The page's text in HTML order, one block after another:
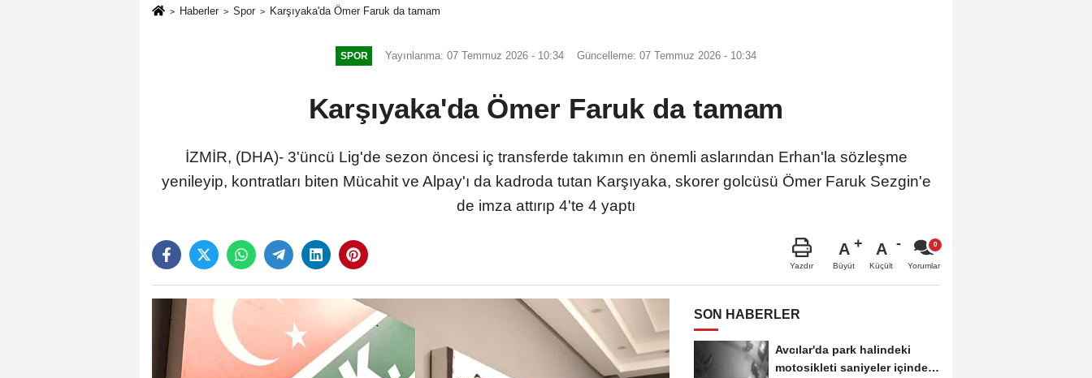
Haberler Spor Karşıyaka'da Ömer Faruk da tamam
SPOR Yayınlanma: 07 Temmuz 2026 - 10:34 Güncelleme: 07 Temmuz 2026 - 10:34
Karşıyaka'da Ömer Faruk da tamam
İZMİR, (DHA)- 3'üncü Lig'de sezon öncesi iç transferde takımın en önemli aslarından Erhan'la sözleşme
yenileyip, kontratları biten Mücahit ve Alpay'ı da kadroda tutan Karşıyaka, skorer golcüsü Ömer Faruk Sezgin'e
de imza attırıp 4'te 4 yaptı
Yazdır
A
Büyüt
A
Küçült Yorumlar
SON HABERLER
Avcılar'da park halindeki
motosikleti saniyeler içinde